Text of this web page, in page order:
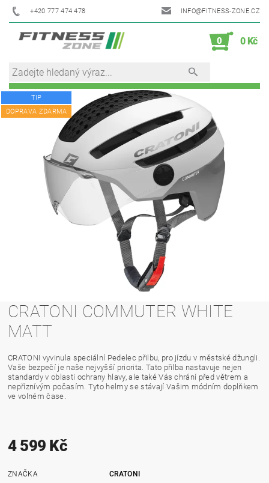
+420 777 474 478 INFO@FITNESS-ZONE.CZ
0 0 Kč
TIP
DOPRAVA ZDARMA
CRATONI COMMUTER WHITE
MATT
CRATONI vyvinula speciální Pedelec přilbu, pro jízdu v městské džungli.
Vaše bezpečí je naše nejvyšší priorita. Tato přilba nastavuje nejen
standardy v oblasti ochrany hlavy, ale také Vás chrání před větrem a
nepříznívým počasím. Tyto helmy se stávají Vašim módním doplňkem
ve volném čase.
4 599 Kč
ZNAČKA
CRATONI